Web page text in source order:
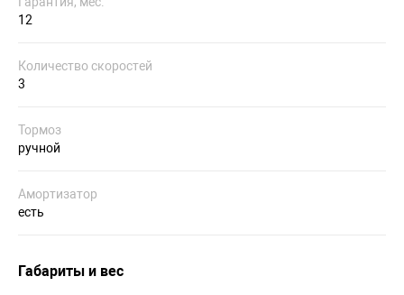
12
Количество скоростей
3
Тормоз
ручной
Амортизатор
есть
Габариты и вес